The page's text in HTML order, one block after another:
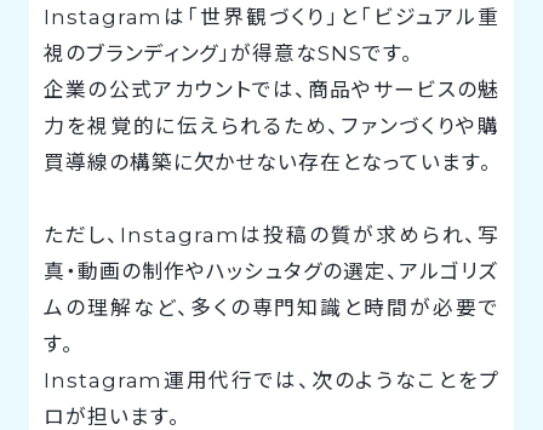
Instagramは「世界観づくり」と「ビジュアル重
視のブランディング」が得意なSNSです。
企業の公式アカウントでは、商品やサービスの魅
力を視覚的に伝えられるため、ファンづくりや購
買導線の構築に欠かせない存在となっています。
ただし、Instagramは投稿の質が求められ、写
真・動画の制作やハッシュタグの選定、アルゴリズ
ムの理解など、多くの専門知識と時間が必要で
す。
Instagram運用代行では、次のようなことをプ
ロが担います。